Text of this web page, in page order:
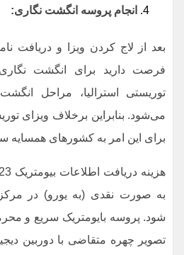
انجام پروسه انگشت نگاری:
فرصت دارید برای انگشت
توریستی استرالیا، مراحل
می‌شود. بنابراین برخلاف ویزای
برای این امر به کشورهای همسایه
به صورت نقدی (به یورو) در
شود. پروسه بایومتریک سریع و
تصویر چهره متقاضی با دوربین